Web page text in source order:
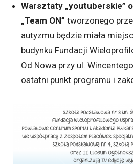
Warsztaty „youtuberskie”
„Team ON” tworzonego
autyzmu będzie miała
budynku Fundacji
Od Nowa przy ul.
ostatni punkt programu i